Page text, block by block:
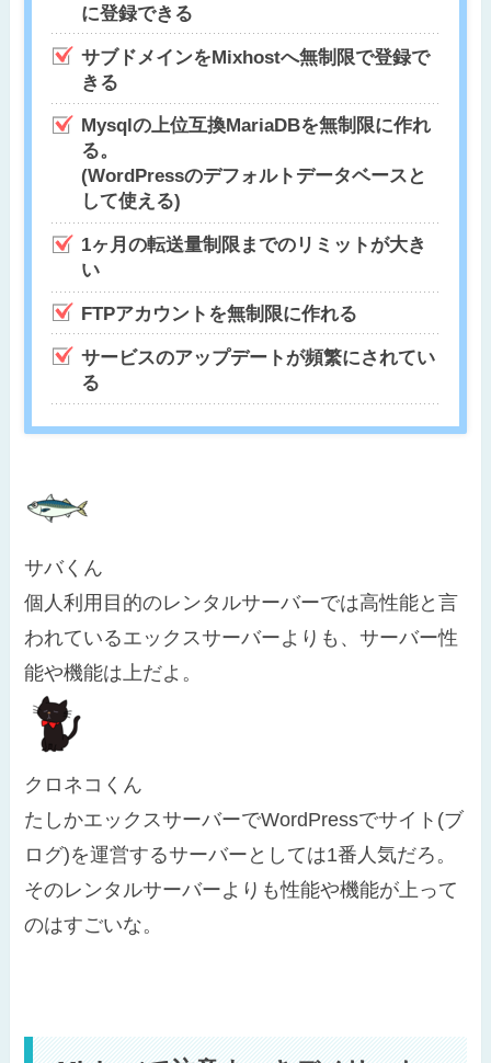
に登録できる
サブドメインをMixhostへ無制限で登録で
きる
Mysqlの上位互換MariaDBを無制限に作れ
る。
(WordPressのデフォルトデータベースと
して使える)
1ヶ月の転送量制限までのリミットが大き
い
FTPアカウントを無制限に作れる
サービスのアップデートが頻繁にされてい
る
サバくん
個人利用目的のレンタルサーバーでは高性能と言
われているエックスサーバーよりも、サーバー性
能や機能は上だよ。
クロネコくん
たしかエックスサーバーでWordPressでサイト(ブ
ログ)を運営するサーバーとしては1番人気だろ。
そのレンタルサーバーよりも性能や機能が上って
のはすごいな。